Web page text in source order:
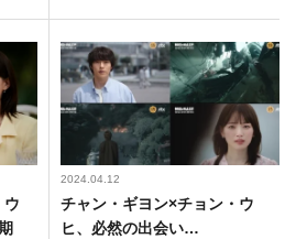
ウ
2024.04.12
チャン・ギヨン×チョン・ウ
ヒ、必然の出会い…